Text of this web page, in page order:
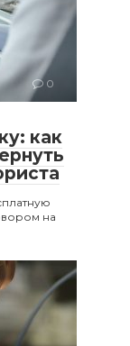
0
как
на